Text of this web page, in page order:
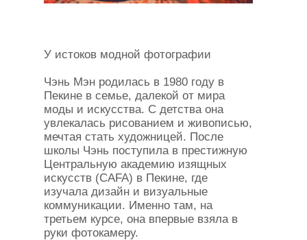
У истоков модной фотографии
Чэнь Мэн родилась в 1980 году в
Пекине в семье, далекой от мира
моды и искусства. С детства она
увлекалась рисованием и живописью,
мечтая стать художницей. После
школы Чэнь поступила в престижную
Центральную академию изящных
искусств (CAFA) в Пекине, где
изучала дизайн и визуальные
коммуникации. Именно там, на
третьем курсе, она впервые взяла в
руки фотокамеру.